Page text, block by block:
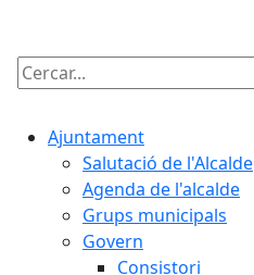
Cercar:
Ajuntament
Salutació de l'Alcalde
Agenda de l'alcalde
Grups municipals
Govern
Consistori